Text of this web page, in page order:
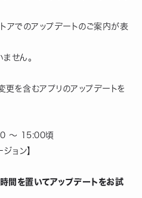
アでのアップデートのご案内が表
せん。
更を含むアプリのアップデートを
～ 15:00頃
ョン】
間を置いてアップデートをお試